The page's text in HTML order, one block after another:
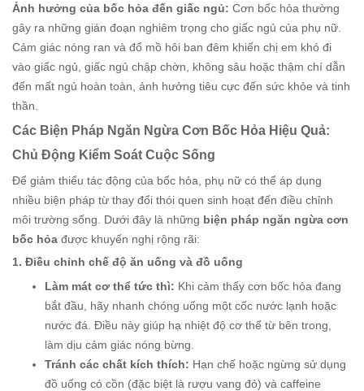
Ảnh hưởng của bốc hỏa đến giấc ngủ: Cơn bốc hỏa thường
gây ra những gián đoạn nghiêm trọng cho giấc ngủ của phụ nữ.
Cảm giác nóng ran và đổ mồ hôi ban đêm khiến chị em khó đi
vào giấc ngủ, giấc ngủ chập chờn, không sâu hoặc thậm chí dẫn
đến mất ngủ hoàn toàn, ảnh hưởng tiêu cực đến sức khỏe và tinh
thần.
Các Biện Pháp Ngăn Ngừa Cơn Bốc Hỏa Hiệu Quả:
Chủ Động Kiểm Soát Cuộc Sống
Để giảm thiểu tác động của bốc hỏa, phụ nữ có thể áp dụng
nhiều biện pháp từ thay đổi thói quen sinh hoạt đến điều chỉnh
môi trường sống. Dưới đây là những biện pháp ngăn ngừa cơn
bốc hỏa được khuyến nghị rộng rãi:
1. Điều chỉnh chế độ ăn uống và đồ uống
Làm mát cơ thể tức thì: Khi cảm thấy cơn bốc hỏa đang
bắt đầu, hãy nhanh chóng uống một cốc nước lạnh hoặc
nước đá. Điều này giúp hạ nhiệt độ cơ thể từ bên trong,
làm dịu cảm giác nóng bừng.
Tránh các chất kích thích: Hạn chế hoặc ngừng sử dụng
đồ uống có cồn (đặc biệt là rượu vang đỏ) và caffeine